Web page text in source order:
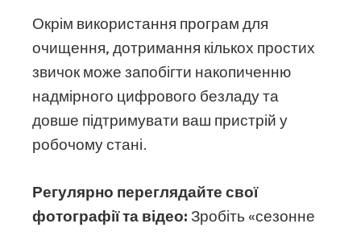
Окрім використання програм для
очищення, дотримання кількох простих
звичок може запобігти накопиченню
надмірного цифрового безладу та
довше підтримувати ваш пристрій у
робочому стані.
Регулярно переглядайте свої
фотографії та відео: Зробіть «сезонне